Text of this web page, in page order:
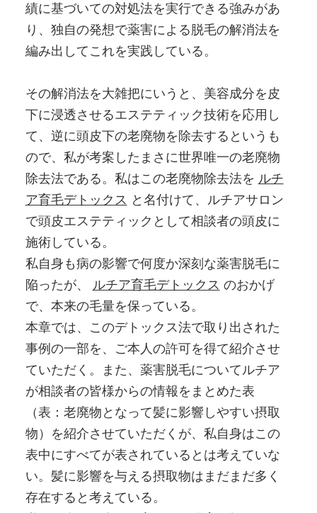
績に基づいての対処法を実行できる強みがあ
り、独自の発想で薬害による脱毛の解消法を
編み出してこれを実践している。
その解消法を大雑把にいうと、美容成分を皮
下に浸透させるエステティック技術を応用し
て、逆に頭皮下の老廃物を除去するというも
ので、私が考案したまさに世界唯一の老廃物
除去法である。私はこの老廃物除去法を ルチ
ア育毛デトックス と名付けて、ルチアサロン
で頭皮エステティックとして相談者の頭皮に
施術している。
私自身も病の影響で何度か深刻な薬害脱毛に
陥ったが、
ルチア育毛デトックス のおかげ
で、本来の毛量を保っている。
本章では、このデトックス法で取り出された
事例の一部を、ご本人の許可を得て紹介させ
ていただく。また、薬害脱毛についてルチア
が相談者の皆様からの情報をまとめた表
（表：老廃物となって髪に影響しやすい摂取
物）を紹介させていただくが、私自身はこの
表中にすべてが表されているとは考えていな
い。髪に影響を与える摂取物はまだまだ多く
存在すると考えている。